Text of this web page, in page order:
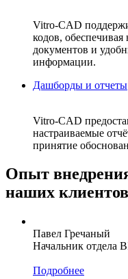
Vitro-CAD
кодов,
документов и
информации.
Дашборды и отчеты
Vitro-CAD
настраиваемые
принятие
Опыт
наших клиентов
Павел Гречаный
Начальник отдела
Подробнее